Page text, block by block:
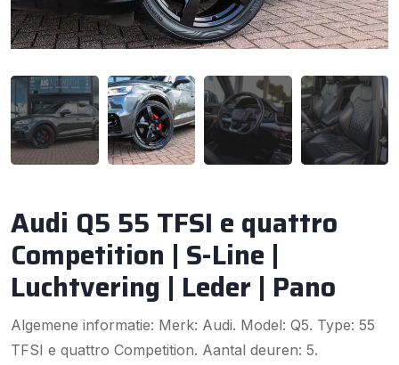
Audi Q5 55 TFSI e quattro
Competition | S-Line |
Luchtvering | Leder | Pano
Algemene informatie: Merk: Audi. Model: Q5. Type: 55
TFSI e quattro Competition. Aantal deuren: 5.